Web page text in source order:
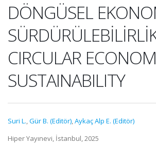
DÖNGÜSEL
CIRCULAR
SUSTAINABILITY
Suri L.,Gür B. (Editör),Aykaç Alp E. (Editör)
Hiper Yayınevi, İstanbul, 2025